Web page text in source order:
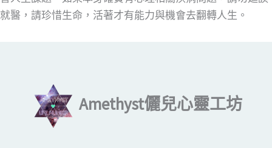
就醫，請珍惜生命，活著才有能力與機會去翻轉人生。
Amethyst儷兒心靈工坊